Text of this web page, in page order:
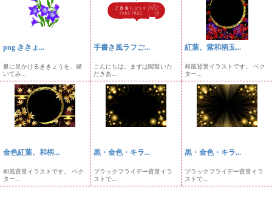
png ききょ...
夏に見かけるききょうを、描
いてみ...
手書き風ラフご...
こんにちは。まずは閲覧いた
だきあ...
紅葉、紫和柄玉...
和風背景イラストです。 ベク
ター...
金色紅葉、和柄...
和風背景イラストです。 ベク
ター...
黒・金色・キラ...
ブラックフライデー背景イラ
ストで...
黒・金色・キラ...
ブラックフライデー背景イラ
ストで...